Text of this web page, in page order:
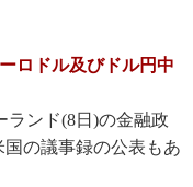
ロドル及びドル円中
ンド(8日)の金融政
の議事録の公表もあ